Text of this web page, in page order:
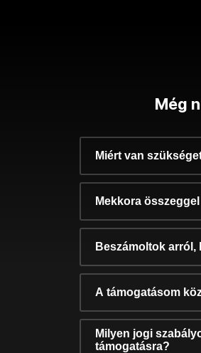
Még
Miért van
Mekkora
Beszámoltok
A támogatásom
Milyen jogi
támogatásra?